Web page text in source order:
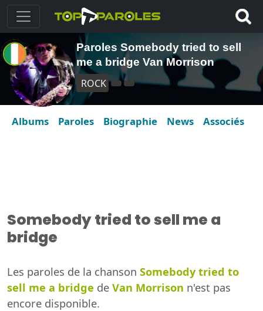
Paroles Somebody tried to sell
me a bridge Van Morrison
ROCK
Albums Paroles Biographie News Associés
Somebody tried to sell me a
bridge
Les paroles de la chanson Somebody tried to
sell me a bridge de Van Morrison n'est pas
encore disponible.